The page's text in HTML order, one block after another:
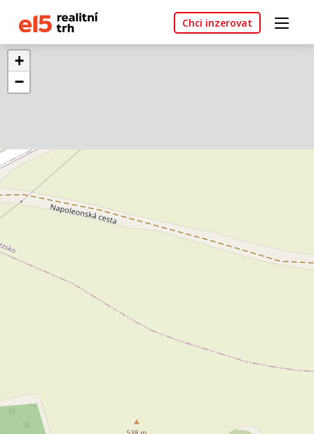
Chci inzerovat
+
−